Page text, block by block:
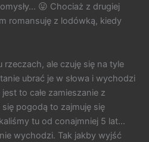
😛 Chociaż z drugiej
romansuję z lodówką, kiedy
rzeczach, ale czuję się na tyle
ubrać je w słowa i wychodzi
to całe zamieszanie z
pogodą to zajmuję się
tu od conajmniej 5 lat…
wychodzi. Tak jakby wyjść